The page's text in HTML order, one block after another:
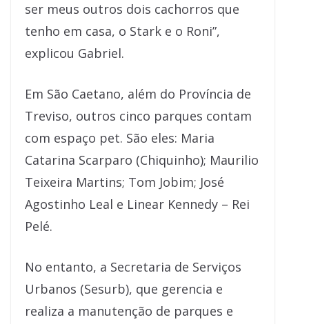
ser meus outros dois cachorros que
tenho em casa, o Stark e o Roni”,
explicou Gabriel.
Em São Caetano, além do Província de
Treviso, outros cinco parques contam
com espaço pet. São eles: Maria
Catarina Scarparo (Chiquinho); Maurilio
Teixeira Martins; Tom Jobim; José
Agostinho Leal e Linear Kennedy – Rei
Pelé.
No entanto, a Secretaria de Serviços
Urbanos (Sesurb), que gerencia e
realiza a manutenção de parques e